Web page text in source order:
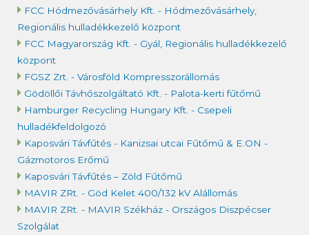
FCC Hódmezővásárhely Kft. - Hódmezővásárhely,
Regionális hulladékkezelő központ
FCC Magyarország Kft. - Gyál, Regionális hulladékkezelő
központ
FGSZ Zrt. - Városföld Kompresszorállomás
Gödöllői Távhőszolgáltató Kft. - Palota-kerti fűtőmű
Hamburger Recycling Hungary Kft. - Csepeli
hulladékfeldolgozó
Kaposvári Távfűtés - Kanizsai utcai Fűtőmű & E.ON -
Gázmotoros Erőmű
Kaposvári Távfűtés – Zöld Fűtőmű
MAVIR ZRt. - Göd Kelet 400/132 kV Alállomás
MAVIR ZRt. - MAVIR Székház - Országos Diszpécser
Szolgálat